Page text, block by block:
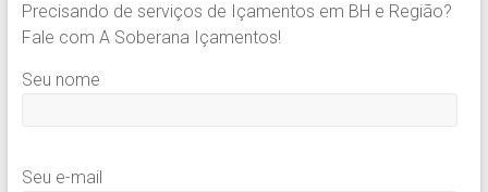
MELHOR
opção
em
e
Precisando de serviços de Içamentos em BH e Região?
Fale com A Soberana Içamentos!
Seu nome
Seu e-mail